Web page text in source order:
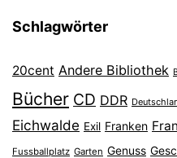
Schlagwörter
20cent Andere Bibliothek
Bücher CD DDR
Eichwalde Exil Franken
Fussballplatz Garten Genuss